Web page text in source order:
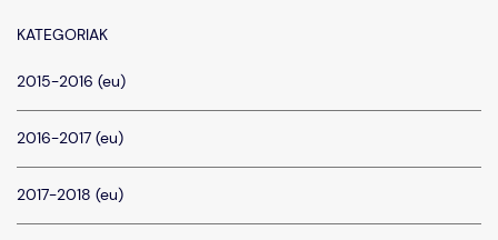
KATEGORIAK
2015-2016 (eu)
2016-2017 (eu)
2017-2018 (eu)